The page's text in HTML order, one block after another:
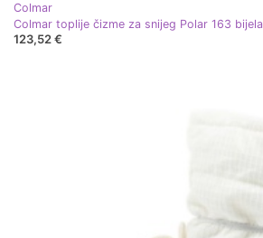
Colmar
Colmar toplije čizme za snijeg Polar 163 bijela
123,52 €